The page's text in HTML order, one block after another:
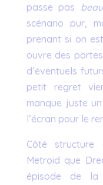
passe pas
scénario pur,
prenant si on
ouvre des
d’éventuels
petit regret
manque juste
l’écran pour le
Côté
Metroid que
épisode de